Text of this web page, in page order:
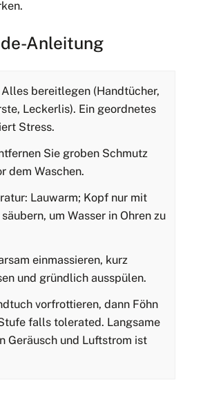
Anleitung
bereitlegen (Handtücher,
Leckerlis). Ein geordnetes
Stress.
Sie groben Schmutz
dem Waschen.
Lauwarm; Kopf nur mit
um Wasser in Ohren zu
einmassieren, kurz
und gründlich ausspülen.
vorfrottieren, dann Föhn
falls tolerated. Langsame
Geräusch und Luftstrom ist